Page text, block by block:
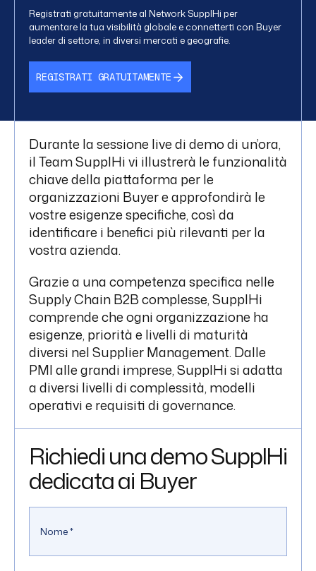
Registrati gratuitamente al Network SupplHi per
aumentare la tua visibilità globale e connetterti con Buyer
leader di settore, in diversi mercati e geografie.
REGISTRATI GRATUITAMENTE
Durante la sessione live di demo di un’ora,
il Team SupplHi vi illustrerà le funzionalità
chiave della piattaforma per le
organizzazioni Buyer e approfondirà le
vostre esigenze specifiche, così da
identificare i benefici più rilevanti per la
vostra azienda.
Grazie a una competenza specifica nelle
Supply Chain B2B complesse, SupplHi
comprende che ogni organizzazione ha
esigenze, priorità e livelli di maturità
diversi nel Supplier Management. Dalle
PMI alle grandi imprese, SupplHi si adatta
a diversi livelli di complessità, modelli
operativi e requisiti di governance.
Richiedi una demo SupplHi
dedicata ai Buyer
Nome*